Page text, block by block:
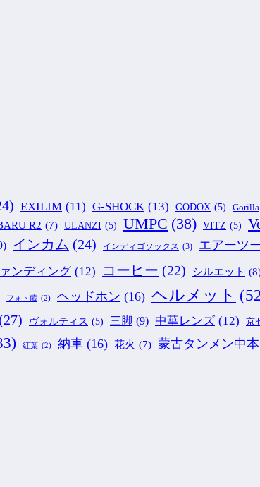
EXILIM (11) G-SHOCK (13) GODOX (5) Gorilla
R2 (7) ULANZI (5) UMPC (38) VITZ (5)
インカム (24) インディゴソックス (3) エアーツ
ンディング (12) コーヒー (22) シルエット
フォト蔵 (2) ヘッドホン (16) ヘルメット
ヴォルティス (5) 三脚 (9) 中華レンズ (12) 京
紅葉 (2) 納車 (16) 花火 (7) 蒙古タンメン中本